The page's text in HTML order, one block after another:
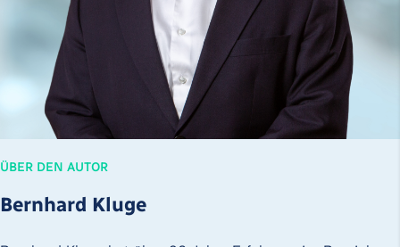
ÜBER DEN AUTOR
Bernhard Kluge